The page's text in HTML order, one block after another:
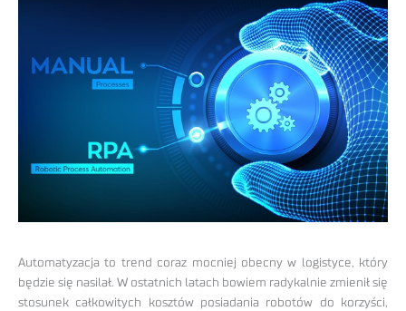
Automatyzacja to trend coraz mocniej obecny w logistyce, który
będzie się nasilał. W ostatnich latach bowiem radykalnie zmienił się
stosunek całkowitych kosztów posiadania robotów do korzyści,